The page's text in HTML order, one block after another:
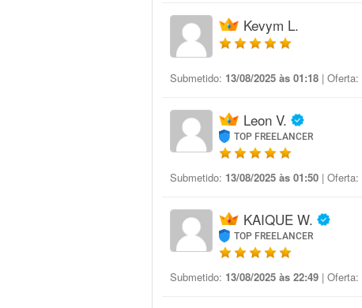
Kevym L.
Submetido: 13/08/2025 às 01:18 | Oferta:
Leon V.
TOP FREELANCER
Submetido: 13/08/2025 às 01:50 | Oferta:
KAIQUE W.
TOP FREELANCER
Submetido: 13/08/2025 às 22:49 | Oferta: